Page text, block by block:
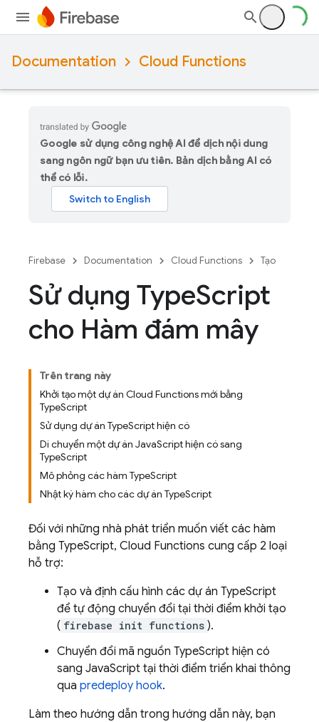
Documentation Cloud Functions
Google sử dụng công nghệ AI để dịch nội dung
sang ngôn ngữ bạn ưu tiên. Bản dịch bằng AI có
thể có lỗi.
Firebase Documentation Cloud Functions Tạo
Sử dụng TypeScript
cho Hàm đám mây
Trên trang này
Khởi tạo một dự án Cloud Functions mới bằng
TypeScript
Sử dụng dự án TypeScript hiện có
Di chuyển một dự án JavaScript hiện có sang
TypeScript
Mô phỏng các hàm TypeScript
Nhật ký hàm cho các dự án TypeScript
Đối với những nhà phát triển muốn viết các hàm
bằng TypeScript, Cloud Functions cung cấp 2 loại
hỗ trợ:
Tạo và định cấu hình các dự án TypeScript
để tự động chuyển đổi tại thời điểm khởi tạo
( firebase init functions ).
Chuyển đổi mã nguồn TypeScript hiện có
sang JavaScript tại thời điểm triển khai thông
qua predeploy hook.
Làm theo hướng dẫn trong hướng dẫn này, bạn